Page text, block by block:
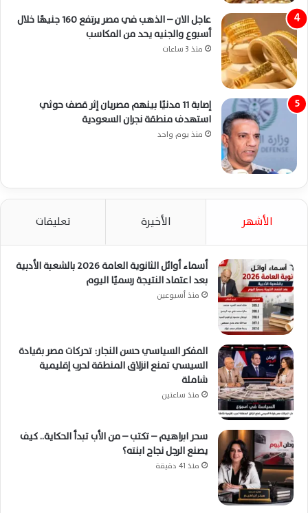
عاجل الان – الذهب في مصر يرتفع 160 جنيهًا خلال
أسبوع والجنيه يحد من المكاسب
منذ 3 ساعات
إصابة 11 مدنيًا بينهم مصريان إثر قصف حوثي
استهدف منطقة نجران السعودية
منذ يوم واحد
الأشهر الأخيرة تعليقات
أسماء أوائل الثانوية العامة 2026 بالشعبة الأدبية
بعد اعتماد النتيجة رسميًا اليوم
منذ أسبوعين
المفكر السياسي حسن النجار: تحركات مصر بقيادة
السيسي تمنع انزلاق المنطقة لحرب إقليمية
شاملة
منذ ساعتين
سحر ابراهيم – تكتب – من الأب تبدأ الحكاية.. كيف
يصنع الرجل نجاح ابنته؟
منذ 41 دقيقة